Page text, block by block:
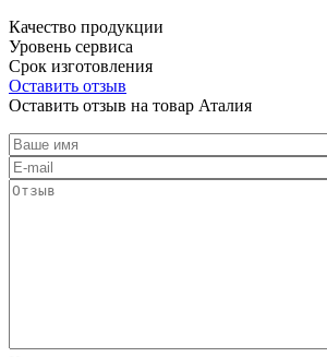
Качество продукции
Уровень сервиса
Срок изготовления
Оставить отзыв
Оставить отзыв на товар Аталия